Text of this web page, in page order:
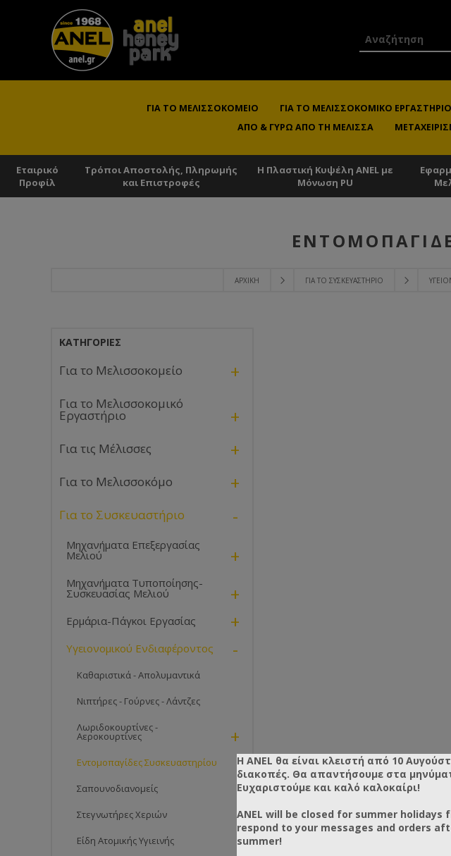
ΓΙΑ ΤΟ ΜΕΛΙΣΣΟΚΟΜΕΊΟ ΓΙΑ ΤΟ ΜΕΛΙΣΣΟΚΟΜΙΚΌ ΕΡΓΑΣΤΉΡΙΟ
ΑΠΌ & ΓΎΡΩ ΑΠΌ ΤΗ ΜΈΛΙΣΣΑ
Εταιρικό
Προφίλ
Τρόποι Αποστολής, Πληρωμής
και Επιστροφές
Η Πλαστική Κυψέλη ANEL με
Μόνωση PU
ΑΡΧΙΚΉ ΓΙΑ ΤΟ ΣΥΣΚΕΥΑΣΤΉΡΙΟ
ΚΑΤΗΓΟΡΊΕΣ
Για το Μελισσοκομείο +
Για το Μελισσοκομικό
Εργαστήριο +
Για τις Μέλισσες +
Για το Μελισσοκόμο +
Για το Συσκευαστήριο -
Μηχανήματα Επεξεργασίας
Μελιού +
Μηχανήματα Τυποποίησης-
Συσκευασίας Μελιού +
Ερμάρια-Πάγκοι Εργασίας +
Υγειονομικού Ενδιαφέροντος -
Καθαριστικά - Απολυμαντικά
Νιπτήρες - Γούρνες - Λάντζες
Λωριδοκουρτίνες -
Αεροκουρτίνες +
Εντομοπαγίδες Συσκευαστηρίου
Σαπουνοδιανομείς
Στεγνωτήρες Χεριών
Είδη Ατομικής Υγιεινής
Η ANEL θα είναι κλειστή από 10
διακοπές. Θα απαντήσουμε στα
Ευχαριστούμε και καλό καλοκαίρι!
ANEL will be closed for summer
respond to your messages and orders
summer!